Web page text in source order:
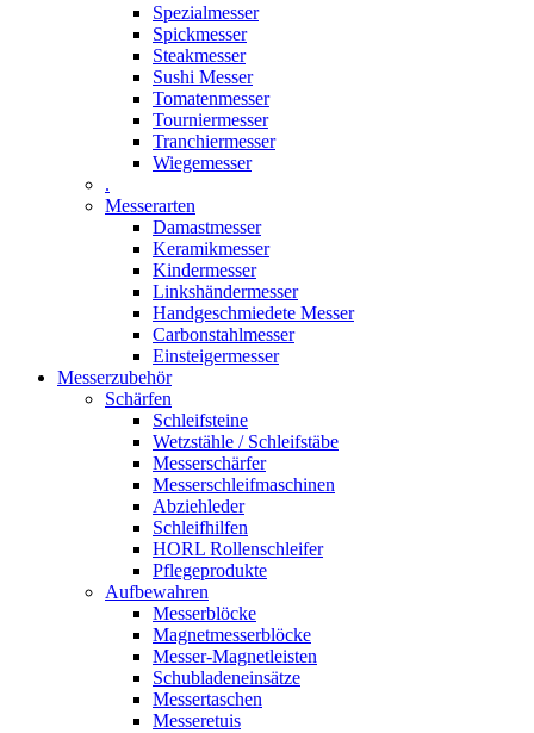
Spezialmesser
Spickmesser
Steakmesser
Sushi Messer
Tomatenmesser
Tourniermesser
Tranchiermesser
Wiegemesser
.
Messerarten
Damastmesser
Keramikmesser
Kindermesser
Linkshändermesser
Handgeschmiedete Messer
Carbonstahlmesser
Einsteigermesser
Messerzubehör
Schärfen
Schleifsteine
Wetzstähle / Schleifstäbe
Messerschärfer
Messerschleifmaschinen
Abziehleder
Schleifhilfen
HORL Rollenschleifer
Pflegeprodukte
Aufbewahren
Messerblöcke
Magnetmesserblöcke
Messer-Magnetleisten
Schubladeneinsätze
Messertaschen
Messeretuis